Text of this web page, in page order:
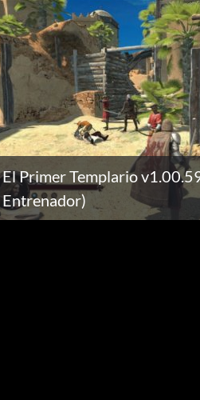
El Primer Templario
Entrenador)